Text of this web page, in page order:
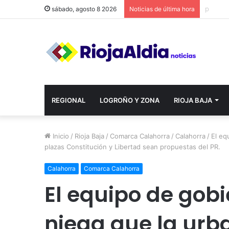
sábado, agosto 8 2026 Noticias de última hora
REGIONAL LOGROÑO Y ZONA RIOJA BAJA
Inicio / Rioja Baja / Comarca Calahorra / Calahorra / El
plazas Constitución y Libertad sean propuestas del PR.
Calahorra Comarca Calahorra
El equipo de